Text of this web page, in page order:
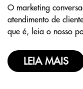
O marketing
atendimento de
que é, leia o nosso
LEIA MAIS